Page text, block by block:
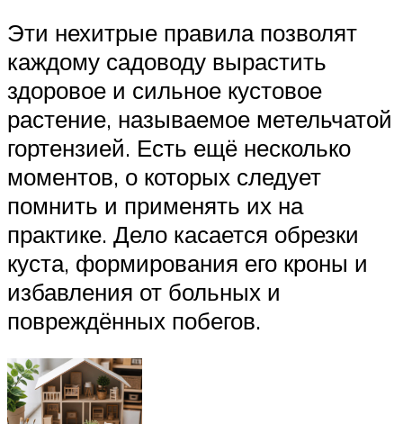
Эти нехитрые правила позволят
каждому садоводу вырастить
здоровое и сильное кустовое
растение, называемое метельчатой
гортензией. Есть ещё несколько
моментов, о которых следует
помнить и применять их на
практике. Дело касается обрезки
куста, формирования его кроны и
избавления от больных и
повреждённых побегов.